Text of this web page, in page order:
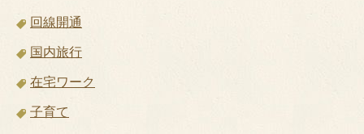
回線開通
国内旅行
在宅ワーク
子育て